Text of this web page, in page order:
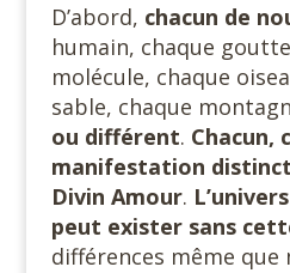
D’abord, chacun de
humain, chaque goutte
molécule, chaque
sable, chaque
ou différent. Chacun,
manifestation
Divin Amour.
peut exister sans
différences même que